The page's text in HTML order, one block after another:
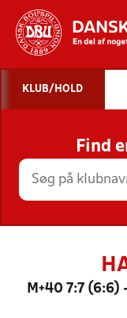
KLUB/HOLD
Find
M+40 7:7